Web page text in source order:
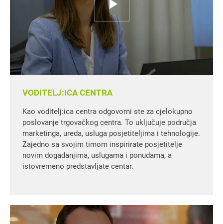
VODITELJ:ICA CENTRA
Kao voditelj:ica centra odgovorni ste za cjelokupno
poslovanje trgovačkog centra. To uključuje područja
marketinga, ureda, usluga posjetiteljima i tehnologije.
Zajedno sa svojim timom inspirirate posjetitelje
novim događanjima, uslugama i ponudama, a
istovremeno predstavljate centar.